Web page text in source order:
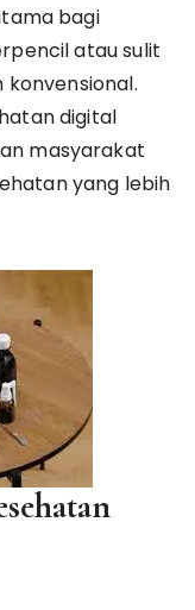
bagi
atau sulit
digital
masyarakat
yang lebih